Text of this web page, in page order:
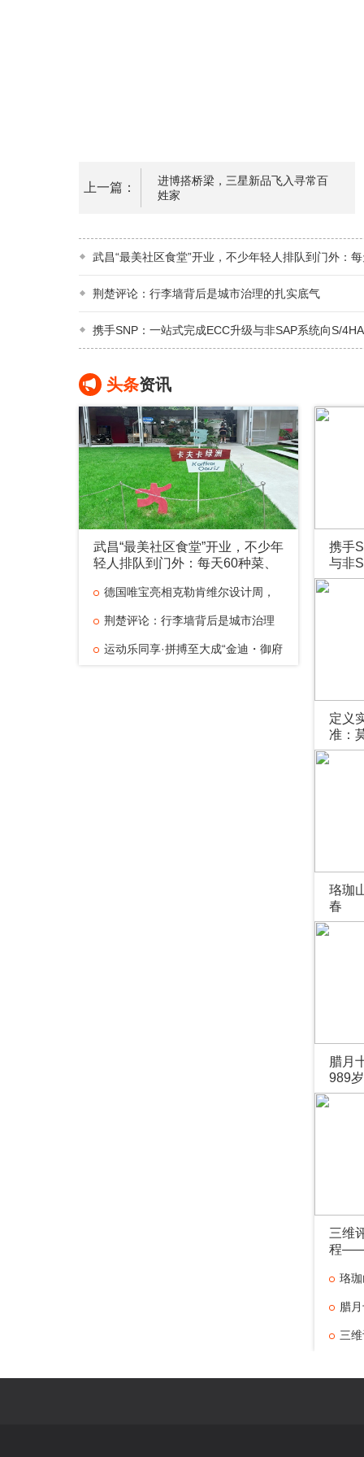
上一篇：
进博搭桥梁，三星新品飞入寻常百
姓家
武昌“最美社区食堂”开业，不少年轻人排队到门外：
菜、2.58元/两，“比外卖香”
荆楚评论：行李墙背后是城市治理的扎实底气
携手SNP：一站式完成ECC升级与非SAP系统向S/
头条资讯
武昌“最美社区食堂”开业，不少年
轻人排队到门外：每天60种菜、
德国唯宝亮相克勒肯维尔设计周，
延续“构建感官探索与设计”对话
荆楚评论：行李墙背后是城市治理
的扎实底气
运动乐同享·拼搏至大成“金迪・御府
携手
与非
整合
定义
准：
季暨
珞珈
春
腊月
989
三维
程——
珞
腊
岁“生
三